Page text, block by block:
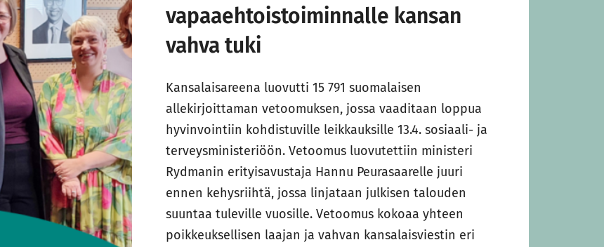
vapaaehtoistoiminnalle kansan
vahva tuki
Kansalaisareena luovutti 15 791 suomalaisen
allekirjoittaman vetoomuksen, jossa vaaditaan loppua
hyvinvointiin kohdistuville leikkauksille 13.4. sosiaali- ja
terveysministeriöön. Vetoomus luovutettiin ministeri
Rydmanin erityisavustaja Hannu Peurasaarelle juuri
ennen kehysriihtä, jossa linjataan julkisen talouden
suuntaa tuleville vuosille. Vetoomus kokoaa yhteen
poikkeuksellisen laajan ja vahvan kansalaisviestin eri